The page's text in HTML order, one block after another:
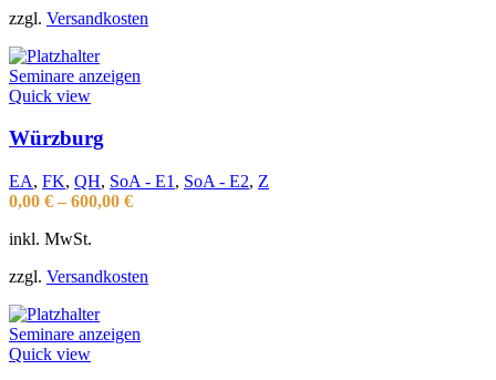
zzgl. Versandkosten
Seminare anzeigen
Quick view
Würzburg
EA, FK, QH, SoA - E1 , SoA - E2, Z
0,00 € – 600,00 €
inkl. MwSt.
zzgl. Versandkosten
Seminare anzeigen
Quick view